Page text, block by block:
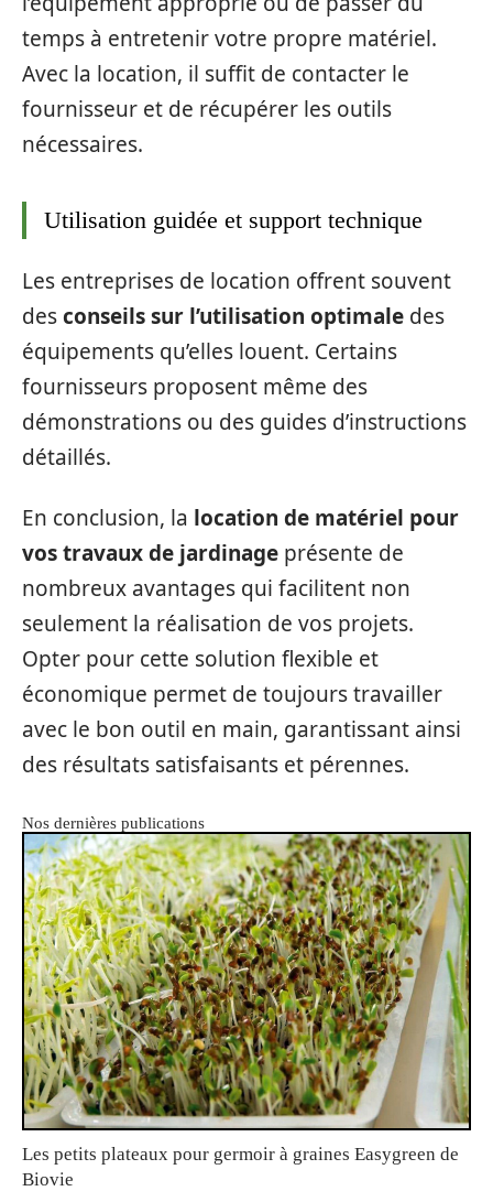
temps à entretenir votre propre matériel.
Avec la location, il suffit de contacter le
fournisseur et de récupérer les outils
nécessaires.
Utilisation guidée et support technique
Les entreprises de location offrent souvent
desconseils sur l’utilisation optimale des
équipements qu’elles louent. Certains
fournisseurs proposent même des
démonstrations ou des guides d’instructions
détaillés.
En conclusion, la location de matériel pour
vos travaux de jardinage présente de
nombreux avantages qui facilitent non
seulement la réalisation de vos projets.
Opter pour cette solution flexible et
économique permet de toujours travailler
avec le bon outil en main, garantissant ainsi
des résultats satisfaisants et pérennes.
Nos dernières publications
Les petits plateaux pour germoir à graines Easygreen de
Biovie